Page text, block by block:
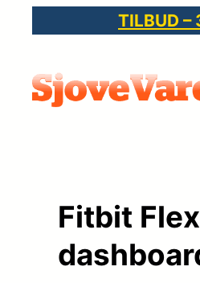
indhold
TILBUD –
Fitbit Flex